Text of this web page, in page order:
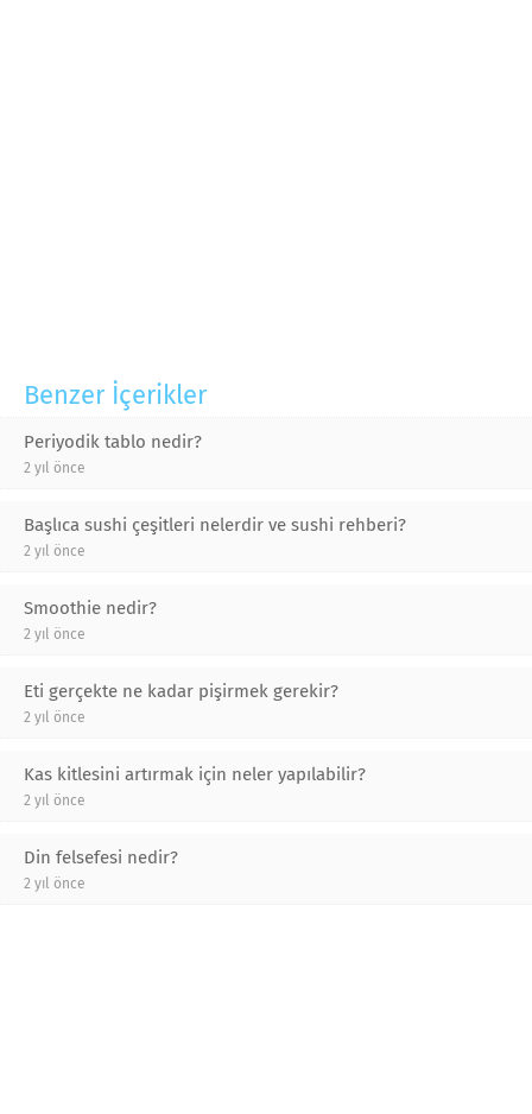
Benzer İçerikler
Periyodik tablo nedir?
2 yıl önce
Başlıca sushi çeşitleri nelerdir ve sushi rehberi?
2 yıl önce
Smoothie nedir?
2 yıl önce
Eti gerçekte ne kadar pişirmek gerekir?
2 yıl önce
Kas kitlesini artırmak için neler yapılabilir?
2 yıl önce
Din felsefesi nedir?
2 yıl önce